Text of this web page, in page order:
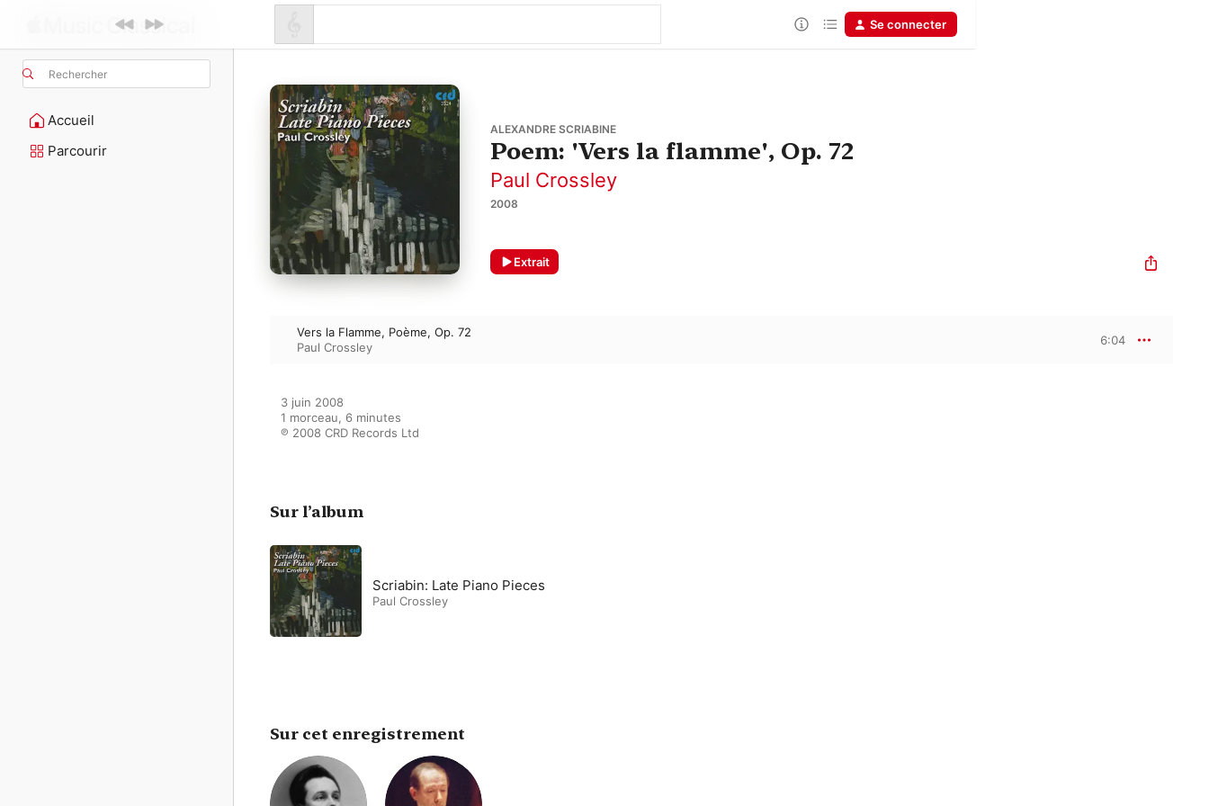
Rechercher
Accueil
Parcourir
Se connecter
ALEXANDRE SCRIABINE
Poem: 'Vers la flamme', Op. 72
Paul Crossley
2008
Extrait
Vers la Flamme, Poème, Op. 72
Paul Crossley
6:04
3 juin 2008
1 morceau, 6 minutes
℗ 2008 CRD Records Ltd
Sur l’album
Scriabin: Late Piano Pieces
Paul Crossley
Sur cet enregistrement